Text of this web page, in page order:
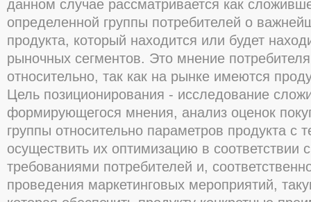
данном случае рассматривается как
определенной группы потребителей о
продукта, который находится или будет
рыночных сегментов. Это мнение
относительно, так как на рынке имеются
Цель позиционирования - исследование
формирующегося мнения, анализ оценок
группы относительно параметров продукта с
осуществить их оптимизацию в соответствии
требованиями потребителей и,
проведения маркетинговых мероприятий,